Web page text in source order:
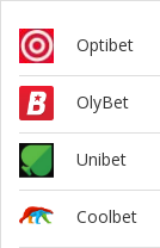
Optibet
OlyBet
Unibet
Coolbet